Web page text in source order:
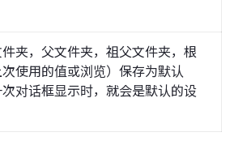
夹，父文件夹，祖父文件夹，根
使用的值或浏览）保存为默认
对话框显示时，就会是默认的设